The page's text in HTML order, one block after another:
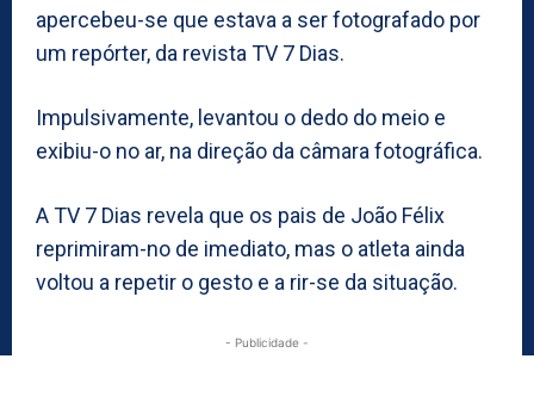
apercebeu-se que estava a ser fotografado por
um repórter, da revista TV 7 Dias.
Impulsivamente, levantou o dedo do meio e
exibiu-o no ar, na direção da câmara fotográfica.
A TV 7 Dias revela que os pais de João Félix
reprimiram-no de imediato, mas o atleta ainda
voltou a repetir o gesto e a rir-se da situação.
- Publicidade -